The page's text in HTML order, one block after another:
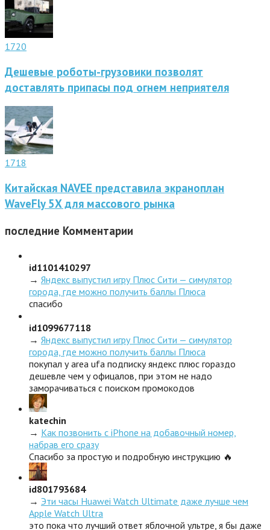
1720
Дешевые роботы-грузовики позволят
доставлять припасы под огнем неприятеля
1718
Китайская NAVEE представила экраноплан
WaveFly 5X для массового рынка
последние Комментарии
id1101410297
→ Яндекс выпустил игру Плюс Сити — симулятор
города, где можно получить баллы Плюса
спасибо
id1099677118
→ Яндекс выпустил игру Плюс Сити — симулятор
города, где можно получить баллы Плюса
покупал у area ufa подписку яндекс плюс гораздо
дешевле чем у офицалов, при этом не надо
заморачиваться с поиском промокодов
katechin
→ Как позвонить с iPhone на добавочный номер,
набрав его сразу
Спасибо за простую и подробную инструкцию 🔥
id801793684
→ Эти часы Huawei Watch Ultimate даже лучше чем
Apple Watch Ultra
это пока что лучший ответ яблочной ультре, я бы даже